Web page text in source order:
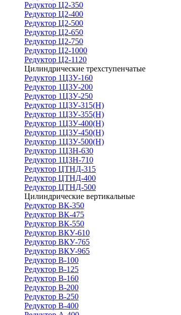
Редуктор Ц2-350
Редуктор Ц2-400
Редуктор Ц2-500
Редуктор Ц2-650
Редуктор Ц2-750
Редуктор Ц2-1000
Редуктор Ц2-1120
Цилиндрические трехступенчатые
Редуктор 1Ц3У-160
Редуктор 1Ц3У-200
Редуктор 1Ц3У-250
Редуктор 1Ц3У-315(Н)
Редуктор 1Ц3У-355(Н)
Редуктор 1Ц3У-400(Н)
Редуктор 1Ц3У-450(Н)
Редуктор 1Ц3У-500(Н)
Редуктор 1Ц3Н-630
Редуктор 1Ц3Н-710
Редуктор ЦТНД-315
Редуктор ЦТНД-400
Редуктор ЦТНД-500
Цилиндрические вертикальные
Редуктор ВК-350
Редуктор ВК-475
Редуктор ВК-550
Редуктор ВКУ-610
Редуктор ВКУ-765
Редуктор ВКУ-965
Редуктор В-100
Редуктор В-125
Редуктор В-160
Редуктор В-200
Редуктор В-250
Редуктор В-400